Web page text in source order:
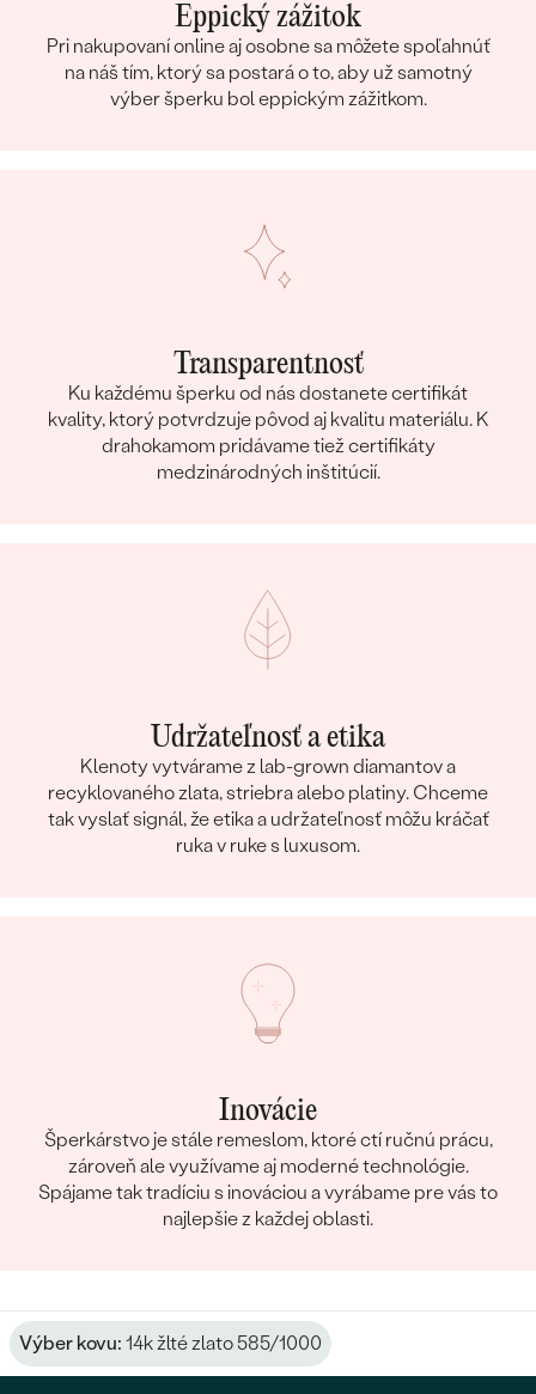
Eppický zážitok
Pri nakupovaní online aj osobne sa môžete spoľahnúť
na náš tím, ktorý sa postará o to, aby už samotný
výber šperku bol eppickým zážitkom.
Transparentnosť
Ku každému šperku od nás dostanete certifikát
kvality, ktorý potvrdzuje pôvod aj kvalitu materiálu. K
drahokamom pridávame tiež certifikáty
medzinárodných inštitúcií.
Udržateľnosť a etika
Klenoty vytvárame z lab-grown diamantov a
recyklovaného zlata, striebra alebo platiny. Chceme
tak vyslať signál, že etika a udržateľnosť môžu kráčať
ruka v ruke s luxusom.
Inovácie
Šperkárstvo je stále remeslom, ktoré ctí ručnú prácu,
zároveň ale využívame aj moderné technológie.
Spájame tak tradíciu s inováciou a vyrábame pre vás to
najlepšie z každej oblasti.
Výber kovu: 14k žlté zlato 585/1000